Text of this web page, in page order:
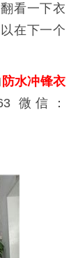
看一下衣
在下一个
防水冲锋衣
微信：